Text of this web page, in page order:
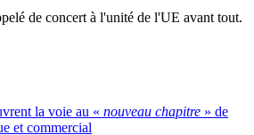
de concert à l'unité de l'UE avant tout.
la voie au « nouveau chapitre » de
et commercial